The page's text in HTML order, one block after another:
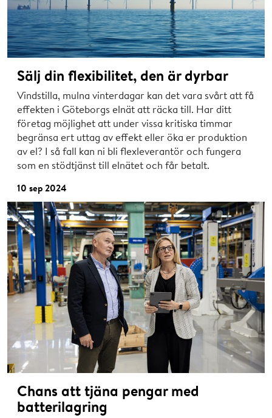
Sälj din flexibilitet, den är dyrbar
Vindstilla, mulna vinterdagar kan det vara svårt att få
effekten i Göteborgs elnät att räcka till. Har ditt
företag möjlighet att under vissa kritiska timmar
begränsa ert uttag av effekt eller öka er produktion
av el? I så fall kan ni bli flexleverantör och fungera
som en stödtjänst till elnätet och får betalt.
10 sep 2024
Chans att tjäna pengar med
batterilagring